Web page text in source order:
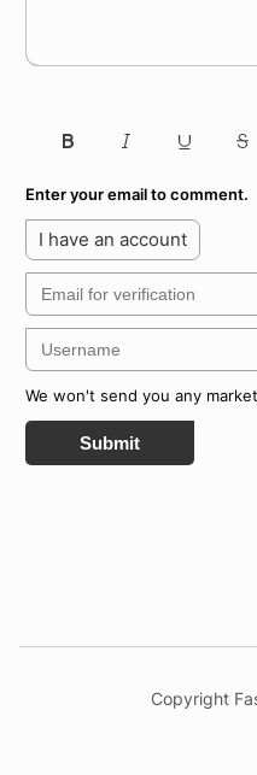
Enter your email to comment.
I have an account
We won't send you any
Submit
Copyright